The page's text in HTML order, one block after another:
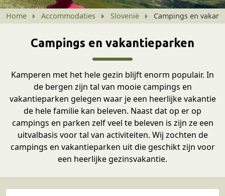
Home Accommodaties Slovenië Campings en
Campings en vakantieparken
Kamperen met het hele gezin blijft enorm populair. In
de bergen zijn tal van mooie campings en
vakantieparken gelegen waar je een heerlijke vakantie
de hele familie kan beleven. Naast dat op er op
campings en parken zelf veel te beleven is zijn ze een
uitvalbasis voor tal van activiteiten. Wij zochten de
campings en vakantieparken uit die geschikt zijn voor
een heerlijke gezinsvakantie.